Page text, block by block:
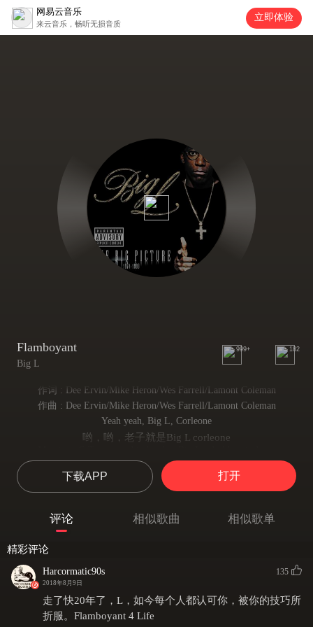
网易云音乐
来云音乐，畅听无损音质
立即体验
Flamboyant
Big L
999+ 182
作词 : Dee Ervin/Mike Heron/Wes Farrell/Lamont Coleman
作曲 : Dee Ervin/Mike Heron/Wes Farrell/Lamont Coleman
Yeah yeah, Big L, Corleone
哟，哟，老子就是Big L corleone
我老家的兄弟们，还有我的哥们儿Big lee
Flamboyant baby, for life
Flamboyant厂牌最nb
我们接管比赛了，我们来辣最好小心点
Make sure my mic is loud and my production is tight
保证我手上的麦能出声，我的出产东西都是狠货
Better watch me round your girl if you ain't ****ing her right
最好看看我周围，确保没有你搞过的女孩
下载APP 打开
评论 相似歌曲 相似歌单
精彩评论
Harcormatic90s
2018年8月9日
135
走了快20年了，L，如今每个人都认可你，被你的技巧所
折服。Flamboyant 4 Life